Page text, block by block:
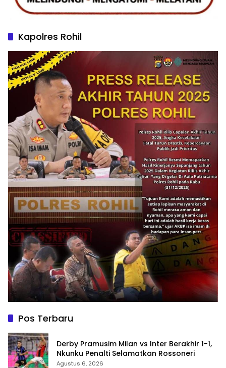
Kapolres Rohil
Pos Terbaru
Derby Pramusim Milan vs Inter Berakhir 1-1,
Nkunku Penalti Selamatkan Rossoneri
Agustus 6, 2026